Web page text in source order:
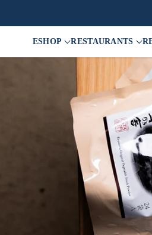
ESHOP RESTAURANTS